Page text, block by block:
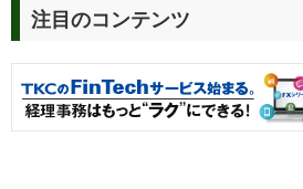
注目のコンテンツ